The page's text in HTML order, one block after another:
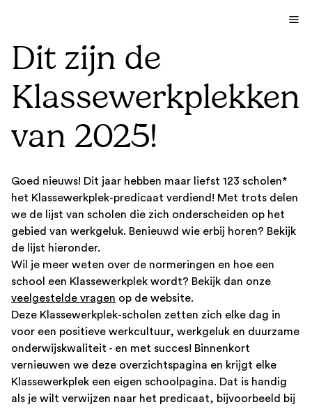
Dit zijn de
Klassewerkplekken
van 2025!
Goed nieuws! Dit jaar hebben maar liefst 123 scholen*
het Klassewerkplek-predicaat verdiend! Met trots delen
we de lijst van scholen die zich onderscheiden op het
gebied van werkgeluk. Benieuwd wie erbij horen? Bekijk
de lijst hieronder.
Wil je meer weten over de normeringen en hoe een
school een Klassewerkplek wordt? Bekijk dan onze
veelgestelde vragen op de website.
Deze Klassewerkplek-scholen zetten zich elke dag in
voor een positieve werkcultuur, werkgeluk en duurzame
onderwijskwaliteit - en met succes! Binnenkort
vernieuwen we deze overzichtspagina en krijgt elke
Klassewerkplek een eigen schoolpagina. Dat is handig
als je wilt verwijzen naar het predicaat, bijvoorbeeld bij